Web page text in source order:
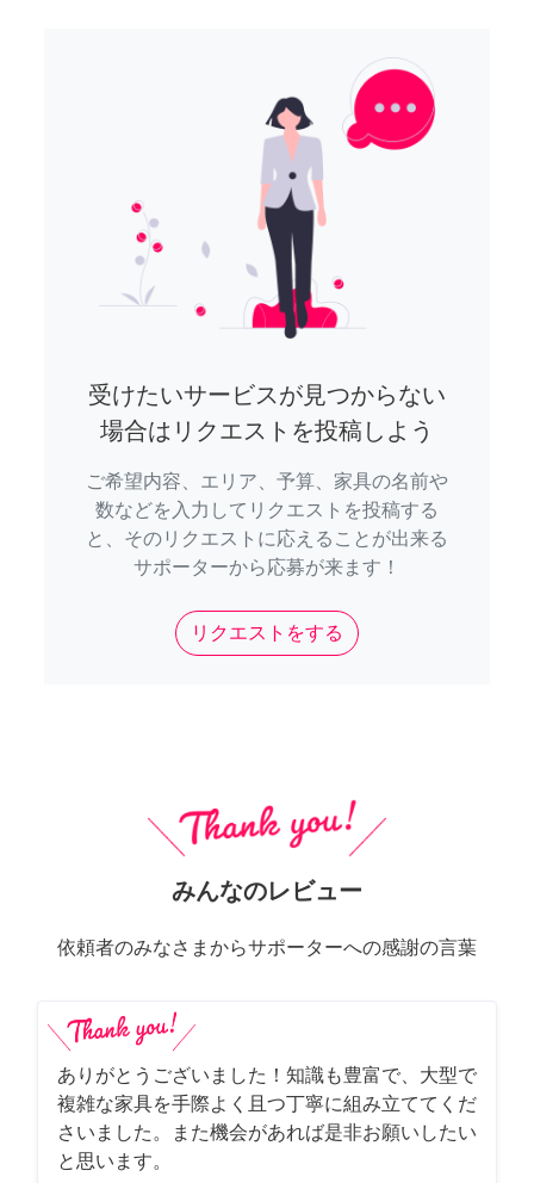
受けたいサービスが見つからない
場合はリクエストを投稿しよう
ご希望内容、エリア、予算、家具の名前や
数などを入力してリクエストを投稿する
と、そのリクエストに応えることが出来る
サポーターから応募が来ます！
リクエストをする
みんなのレビュー
依頼者のみなさまからサポーターへの感謝の言葉
ありがとうございました！知識も豊富で、大型で
複雑な家具を手際よく且つ丁寧に組み立ててくだ
さいました。また機会があれば是非お願いしたい
と思います。